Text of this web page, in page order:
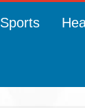
Sports